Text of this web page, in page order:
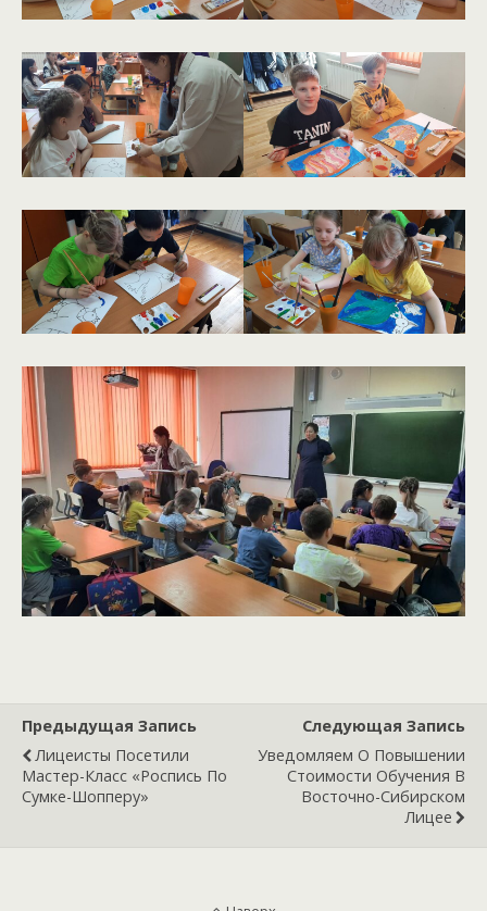
Предыдущая Запись
Лицеисты Посетили
Мастер-Класс «Роспись По
Сумке-Шопперу»
Следующая Запись
Уведомляем О Повышении
Стоимости Обучения В
Восточно-Сибирском
Лицее